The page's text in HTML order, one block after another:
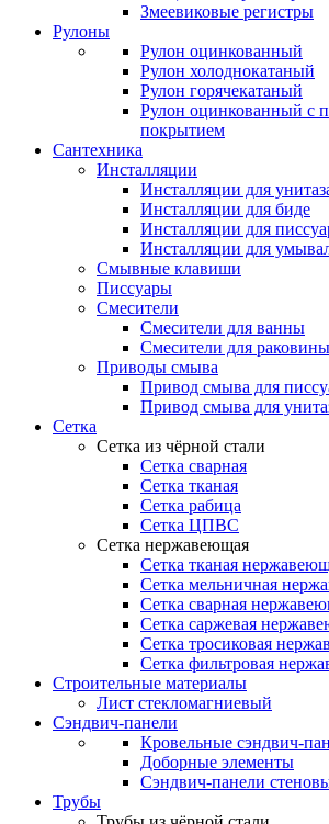
Змеевиковые регистры
Рулоны
Рулон оцинкованный
Рулон холоднокатаный
Рулон горячекатаный
Рулон оцинкованный с
покрытием
Сантехника
Инсталляции
Инсталляции для
Инсталляции для биде
Инсталляции для
Инсталляции для
Смывные клавиши
Писсуары
Смесители
Смесители для ванны
Смесители для раковины
Приводы смыва
Привод смыва для
Привод смыва для
Сетка
Сетка из чёрной стали
Сетка сварная
Сетка тканая
Сетка рабица
Сетка ЦПВС
Сетка нержавеющая
Сетка тканая
Сетка мельничная
Сетка сварная
Сетка саржевая
Сетка тросиковая
Сетка фильтровая
Строительные материалы
Лист стекломагниевый
Сэндвич-панели
Кровельные сэндвич-
Доборные элементы
Сэндвич-панели
Трубы